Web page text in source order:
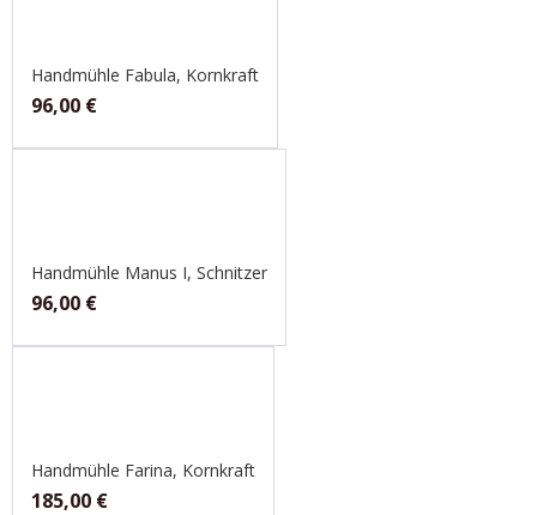
Handmühle Fabula, Kornkraft
96,00 €
Handmühle Manus I, Schnitzer
96,00 €
Handmühle Farina, Kornkraft
185,00 €